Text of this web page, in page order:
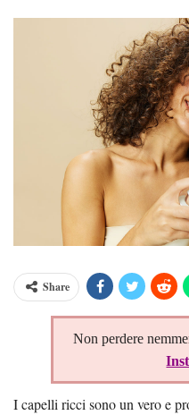
Share
Non perdere
I capelli ricci sono un vero e